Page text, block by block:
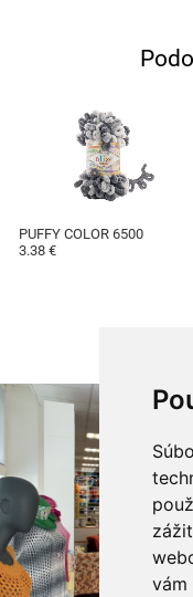
vám
PUFFY COLOR 6500
3.38 €